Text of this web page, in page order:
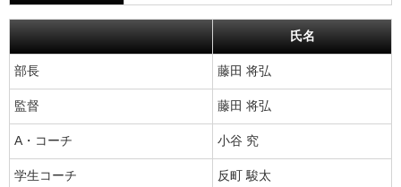
氏名
部長 藤田 将弘
監督 藤田 将弘
A・コーチ 小谷 究
学生コーチ 反町 駿太